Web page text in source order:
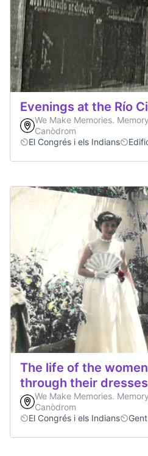
Evenings at the Río
We Make Memories.
Canòdrom
El Congrés i els Indians
The life of the
through their dresses
We Make Memories.
Canòdrom
El Congrés i els Indians